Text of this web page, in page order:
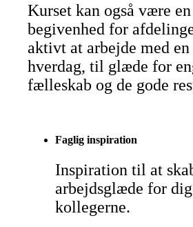
Kurset kan også være
begivenhed for
aktivt at arbejde med en
hverdag, til glæde for
fælleskab og de gode
Faglig inspiration
Inspiration til at
arbejdsglæde for
kollegerne.